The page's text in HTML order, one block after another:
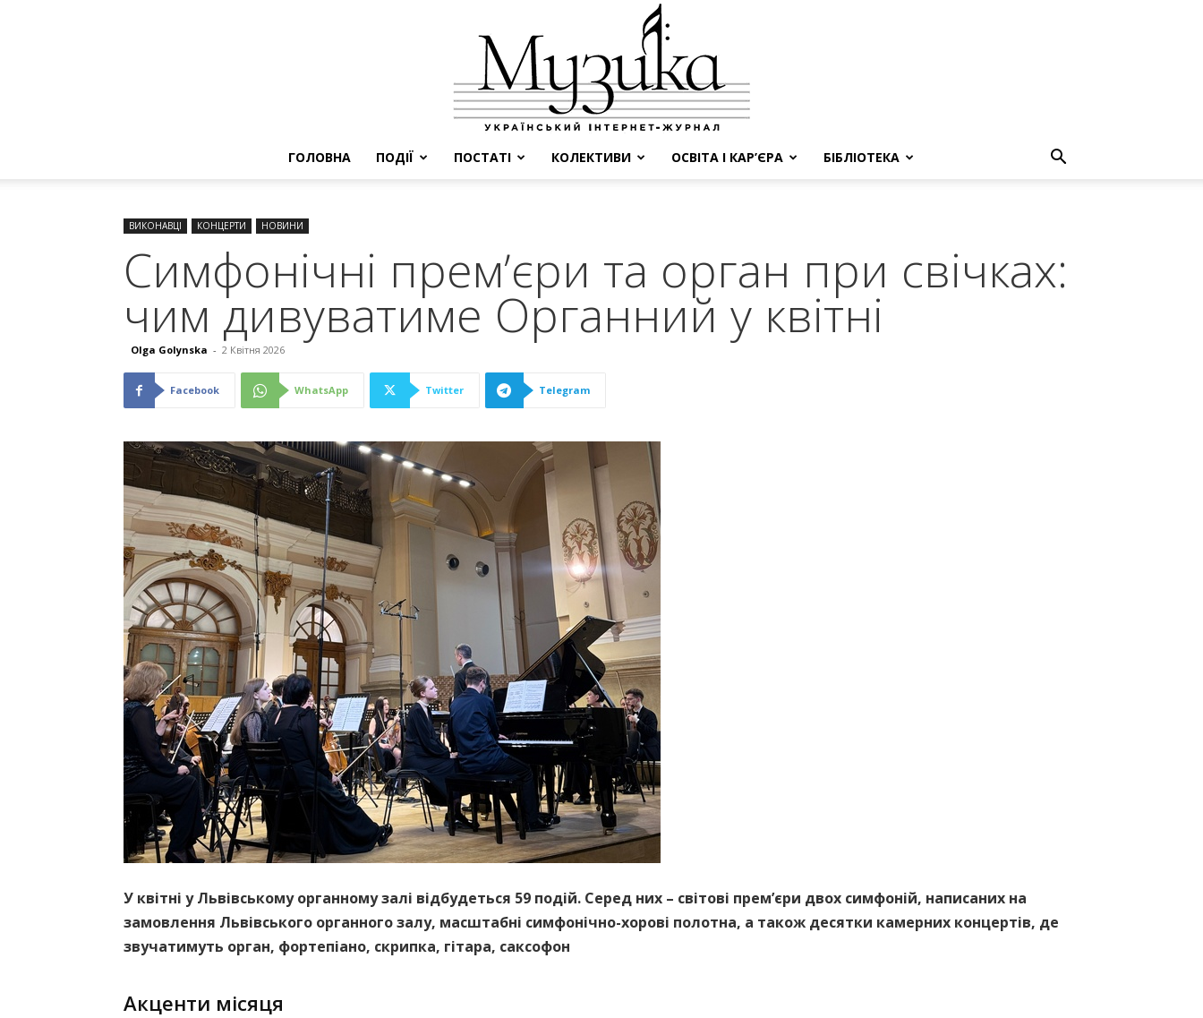
ГОЛОВНА ПОДІЇ ПОСТАТІ КОЛЕКТИВИ ОСВІТА І КАР’ЄРА БІБЛІОТЕКА
ВИКОНАВЦІ КОНЦЕРТИ НОВИНИ
Cимфонічні премʼєри та орган при свічках:
чим дивуватиме Органний у квітні
Olga Golynska - 2 Квітня 2026
Facebook WhatsApp Twitter Telegram
У квітні у Львівському органному залі відбудеться 59 подій. Серед них – світові премʼєри двох симфоній, написаних на
замовлення Львівського органного залу, масштабні симфонічно-хорові полотна, а також десятки камерних концертів, де
звучатимуть орган, фортепіано, скрипка, гітара, саксофон
Акценти місяця